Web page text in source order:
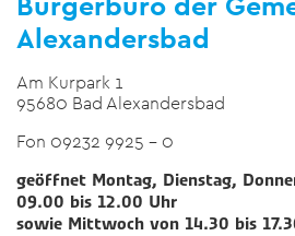
Alexandersbad
Am Kurpark 1
95680 Bad Alexandersbad
Fon 09232 9925 – 0
geöffnet Montag, Dienstag,
09.00 bis 12.00 Uhr
sowie Mittwoch von 14.30 bis